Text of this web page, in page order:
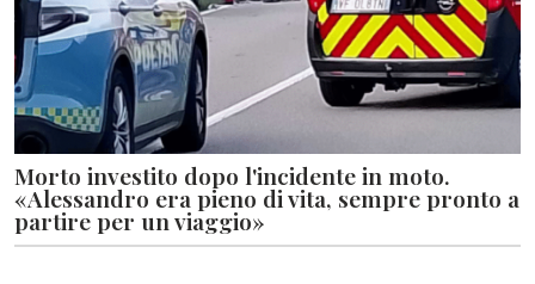
Morto investito dopo l'incidente in moto.
«Alessandro era pieno di vita, sempre pronto a
partire per un viaggio»